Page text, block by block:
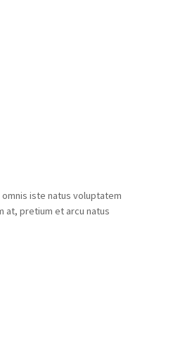
iste natus voluptatem
at, pretium et arcu natus